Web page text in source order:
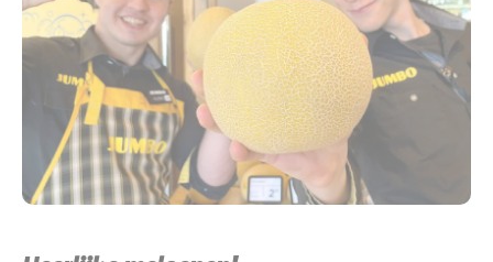
Werken en leren
BBQ gigant webshop
Jumbo Huibers Specials